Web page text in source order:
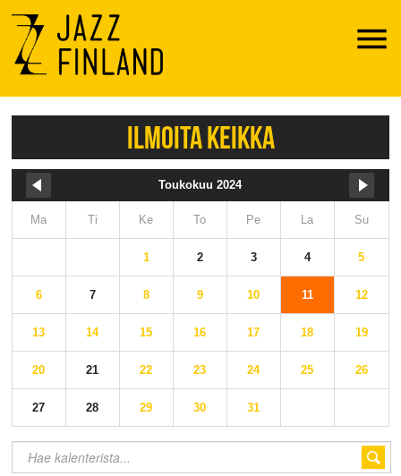
Menu
ILMOITA KEIKKA
Toukokuu 2024
Ma Ti Ke To Pe La Su
1 2 3 4 5
6 7 8 9 10 11 12
13 14 15 16 17 18 19
20 21 22 23 24 25 26
27 28 29 30 31